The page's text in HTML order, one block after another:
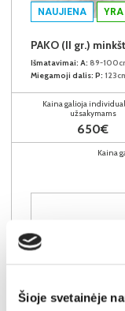
Šioje svetainėje
NAUJIENA YRA
PAKO (II gr.)
Išmatavimai: A: 89-
Miegamoji dalis: P:
Kaina galioja
užsakymams
650€
Kaina